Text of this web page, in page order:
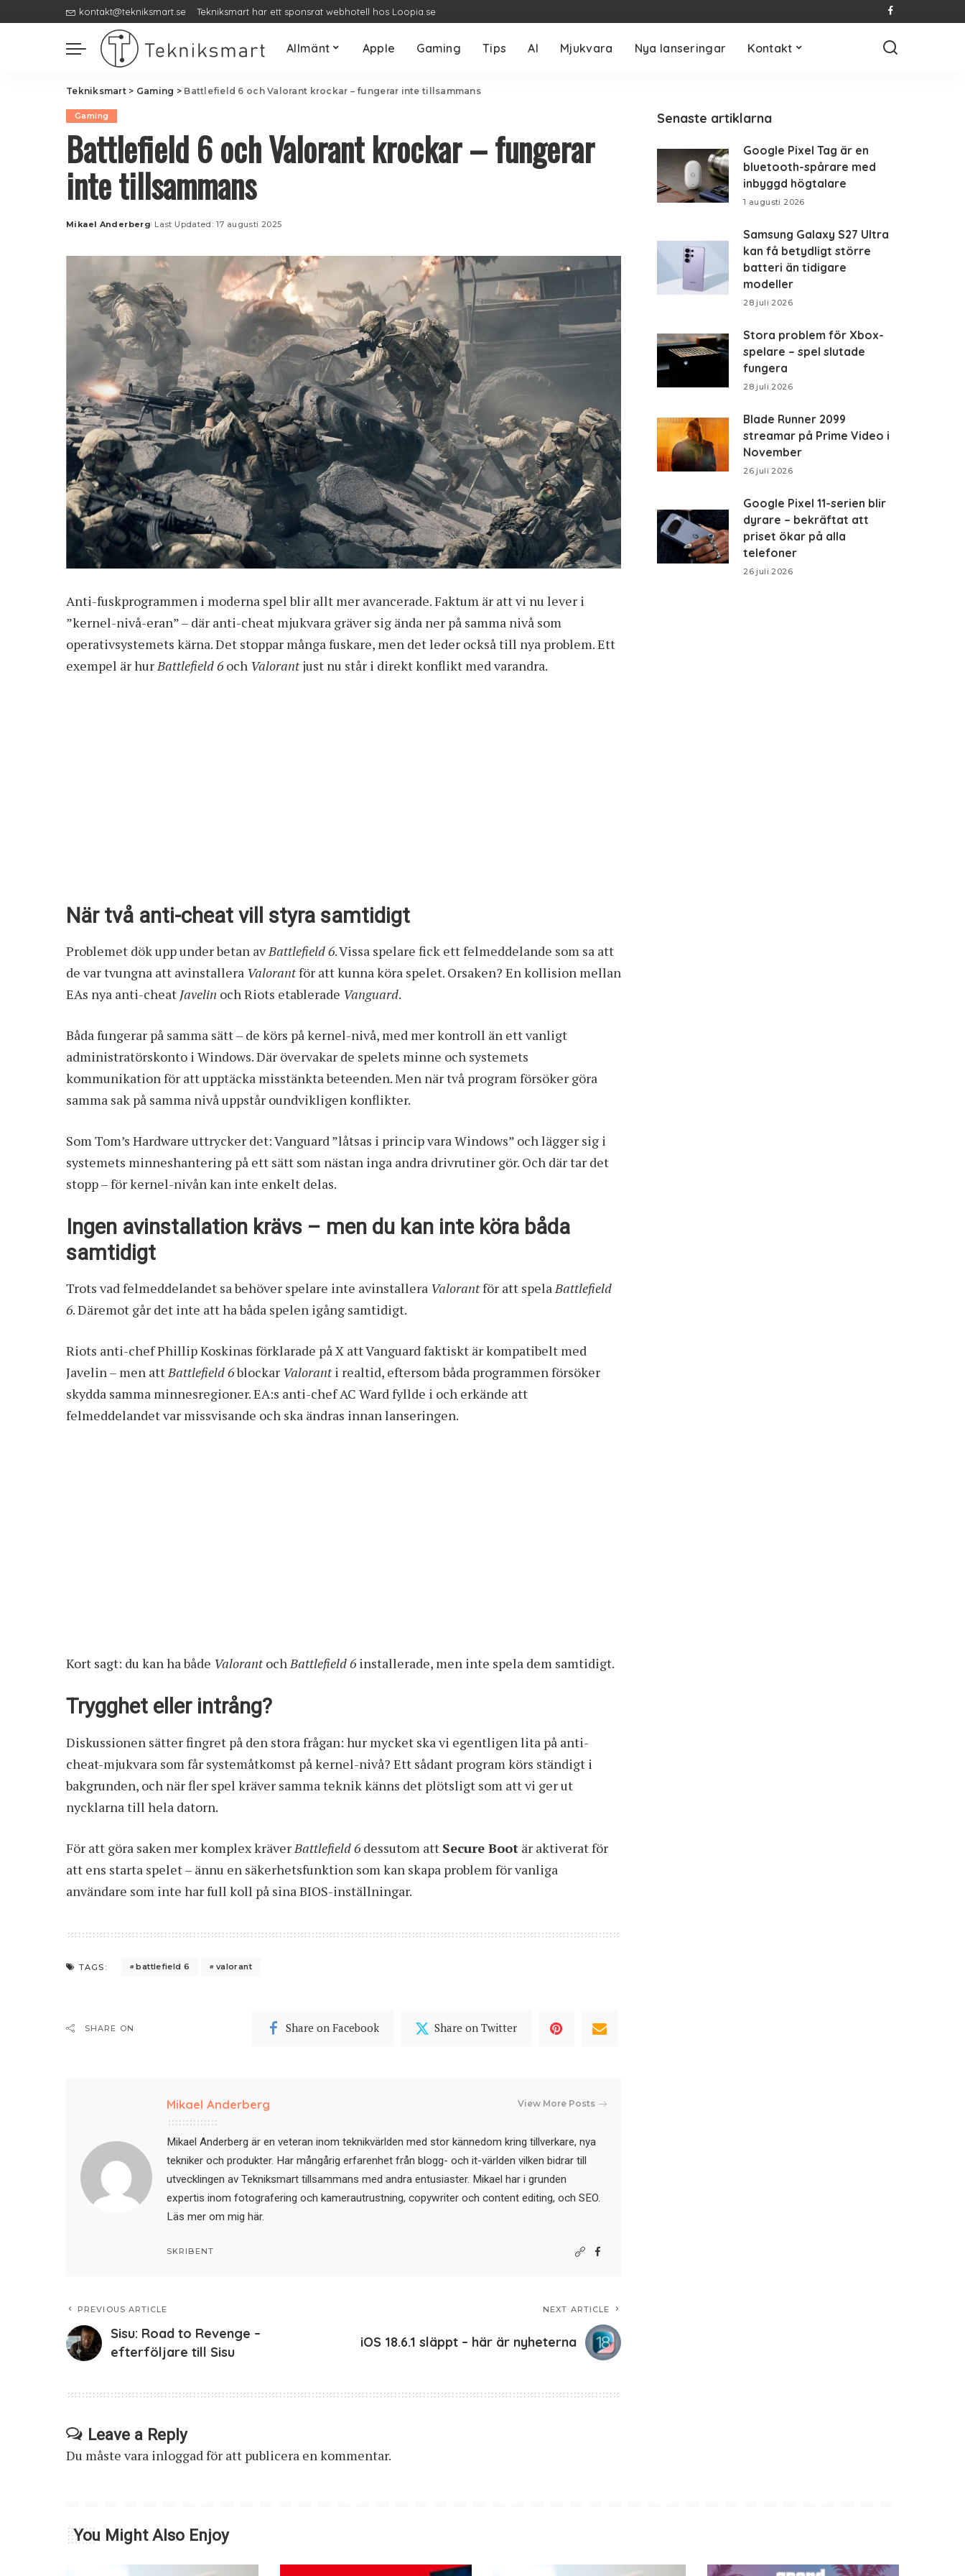
kontakt@tekniksmart.se Tekniksmart har ett sponsrat webhotell hos Loopia.se
Allmänt Apple Gaming Tips AI Mjukvara Nya lanseringar Kontakt
Tekniksmart> Gaming > Battlefield 6 och Valorant krockar – fungerar inte tillsammans
Gaming
Battlefield 6 och Valorant krockar – fungerar
inte tillsammans
Posted
Mikael Anderberg Last Updated: 17 augusti 2025
Anti-fuskprogrammen i moderna spel blir allt mer avancerade. Faktum är att vi nu lever i
”kernel-nivå-eran” – där anti-cheat mjukvara gräver sig ända ner på samma nivå som
operativsystemets kärna. Det stoppar många fuskare, men det leder också till nya problem. Ett
exempel är hurBattlefield 6och Valorantjust nu står i direkt konflikt med varandra.
När två anti-cheat vill styra samtidigt
Problemet dök upp under betan avBattlefield 6. Vissa spelare fick ett felmeddelande som sa att
de var tvungna att avinstallera Valorantför att kunna köra spelet. Orsaken? En kollision mellan
EAs nya anti-cheat Javelin och Riots etablerade Vanguard.
Båda fungerar på samma sätt – de körs på kernel-nivå, med mer kontroll än ett vanligt
administratörskonto i Windows. Där övervakar de spelets minne och systemets
kommunikation för att upptäcka misstänkta beteenden. Men när två program försöker göra
samma sak på samma nivå uppstår oundvikligen konflikter.
Som Tom’s Hardware uttrycker det: Vanguard ”låtsas i princip vara Windows” och lägger sig i
systemets minneshantering på ett sätt som nästan inga andra drivrutiner gör. Och där tar det
stopp – för kernel-nivån kan inte enkelt delas.
Ingen avinstallation krävs – men du kan inte köra båda
samtidigt
Trots vad felmeddelandet sa behöver spelare inte avinstallera Valorantför att spelaBattlefield
6. Däremot går det inte att ha båda spelen igång samtidigt.
Riots anti-chef Phillip Koskinas förklarade på X att Vanguard faktiskt är kompatibelt med
Javelin – men attBattlefield 6blockar Valoranti realtid, eftersom båda programmen försöker
skydda samma minnesregioner. EA:s anti-chef AC Ward fyllde i och erkände att
felmeddelandet var missvisande och ska ändras innan lanseringen.
Kort sagt: du kan ha både ValorantochBattlefield 6installerade, men inte spela dem samtidigt.
Trygghet eller intrång?
Diskussionen sätter fingret på den stora frågan: hur mycket ska vi egentligen lita på anti-
cheat-mjukvara som får systemåtkomst på kernel-nivå? Ett sådant program körs ständigt i
bakgrunden, och när fler spel kräver samma teknik känns det plötsligt som att vi ger ut
nycklarna till hela datorn.
För att göra saken mer komplex kräver Battlefield 6dessutom att Secure Boot är aktiverat för
att ens starta spelet – ännu en säkerhetsfunktion som kan skapa problem för vanliga
användare som inte har full koll på sina BIOS-inställningar.
TAGS: battlefield 6 valorant
SHARE ON Share on Facebook Share on Twitter
Mikael Anderberg View More Posts
Mikael Anderberg är en veteran inom teknikvärlden med stor kännedom kring tillverkare, nya
tekniker och produkter. Har mångårig erfarenhet från blogg- och it-världen vilken bidrar till
utvecklingen av Tekniksmart tillsammans med andra entusiaster. Mikael har i grunden
expertis inom fotografering och kamerautrustning, copywriter och content editing, och SEO.
Läs mer om mig här.
SKRIBENT
PREVIOUS ARTICLE
Sisu: Road to Revenge –
efterföljare till Sisu
NEXT ARTICLE
iOS 18.6.1 släppt – här är nyheterna
Leave a Reply
Du måste vara inloggad för att publicera en kommentar.
Senaste artiklarna
Google Pixel Tag är en
bluetooth-spårare med
inbyggd högtalare
1 augusti 2026
Samsung Galaxy S27 Ultra
kan få betydligt större
batteri än tidigare
modeller
28 juli 2026
Stora problem för Xbox-
spelare – spel slutade
fungera
28 juli 2026
Blade Runner 2099
streamar på Prime Video i
November
26 juli 2026
Google Pixel 11-serien blir
dyrare – bekräftat att
priset ökar på alla
telefoner
26 juli 2026
You Might Also Enjoy